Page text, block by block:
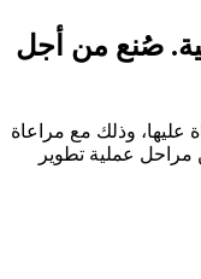
صُنع من أجل
عليها، وذلك مع مراعاة
عملية تطوير